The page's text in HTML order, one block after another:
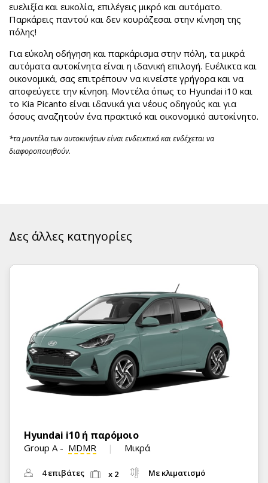
ευελιξία και ευκολία, επιλέγεις μικρό και αυτόματο.
Παρκάρεις παντού και δεν κουράζεσαι στην κίνηση της
πόλης!
Για εύκολη οδήγηση και παρκάρισμα στην πόλη, τα μικρά
αυτόματα αυτοκίνητα είναι η ιδανική επιλογή. Ευέλικτα και
οικονομικά, σας επιτρέπουν να κινείστε γρήγορα και να
αποφεύγετε την κίνηση. Μοντέλα όπως το Hyundai i10 και
το Kia Picanto είναι ιδανικά για νέους οδηγούς και για
όσους αναζητούν ένα πρακτικό και οικονομικό αυτοκίνητο.
*τα μοντέλα των αυτοκινήτων είναι ενδεικτικά και ενδέχεται να
διαφοροποιηθούν.
Δες άλλες κατηγορίες
Hyundai i10 ή παρόμοιο
Group A- MDMR Μικρά
4 επιβάτες x 2
Με κλιματισμό